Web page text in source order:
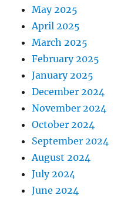
May 2025
April 2025
March 2025
February 2025
January 2025
December 2024
November 2024
October 2024
September 2024
August 2024
July 2024
June 2024